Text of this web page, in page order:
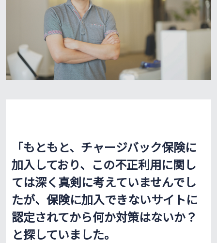
「もともと、チャージバック保険に
加入しており、この不正利用に関し
ては深く真剣に考えていませんでし
たが、保険に加入できないサイトに
認定されてから何か対策はないか？
と探していました。